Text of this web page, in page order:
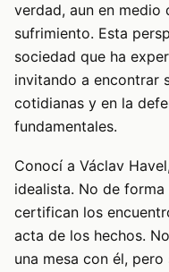
verdad, aun en
sufrimiento. Esta
sociedad que ha
invitando a encontrar
cotidianas y en la
fundamentales.
Conocí a Václav
idealista. No de
certifican los
acta de los hechos.
una mesa con él,